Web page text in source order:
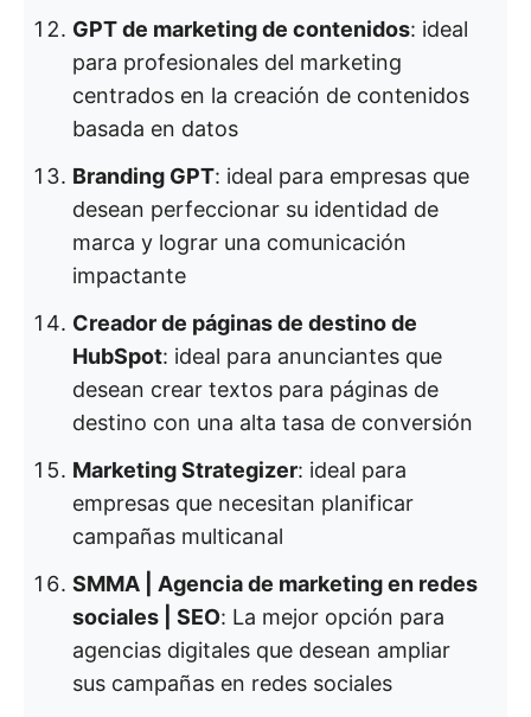
GPT de marketing de contenidos: ideal
para profesionales del marketing
centrados en la creación de contenidos
basada en datos
Branding GPT: ideal para empresas que
desean perfeccionar su identidad de
marca y lograr una comunicación
impactante
Creador de páginas de destino de
HubSpot: ideal para anunciantes que
desean crear textos para páginas de
destino con una alta tasa de conversión
Marketing Strategizer: ideal para
empresas que necesitan planificar
campañas multicanal
SMMA | Agencia de marketing en redes
sociales | SEO: La mejor opción para
agencias digitales que desean ampliar
sus campañas en redes sociales